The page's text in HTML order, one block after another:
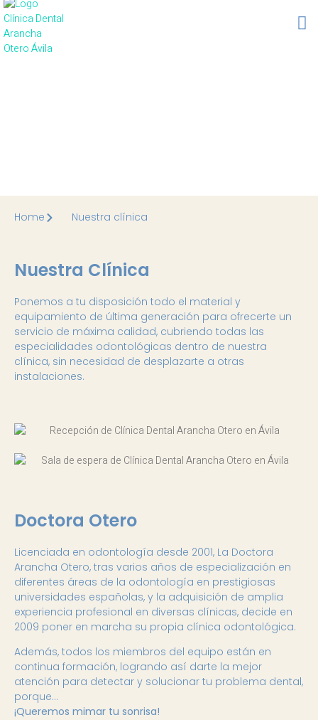
Home Nuestra clínica
Nuestra Clínica
Ponemos a tu disposición todo el material y
equipamiento de última generación para ofrecerte un
servicio de máxima calidad, cubriendo todas las
especialidades odontológicas dentro de nuestra
clínica, sin necesidad de desplazarte a otras
instalaciones.
Doctora Otero
Licenciada en odontología desde 2001, La Doctora
Arancha Otero, tras varios años de especialización en
diferentes áreas de la odontología en prestigiosas
universidades españolas, y la adquisición de amplia
experiencia profesional en diversas clínicas, decide en
2009 poner en marcha su propia clínica odontológica.
Además, todos los miembros del equipo están en
continua formación, logrando así darte la mejor
atención para detectar y solucionar tu problema dental,
porque…
¡Queremos mimar tu sonrisa!